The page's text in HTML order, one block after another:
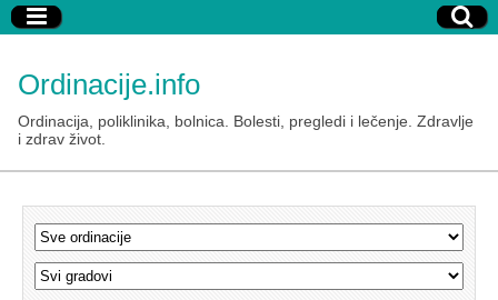
Ordinacije.info
Ordinacija, poliklinika, bolnica. Bolesti, pregledi i lečenje. Zdravlje
i zdrav život.